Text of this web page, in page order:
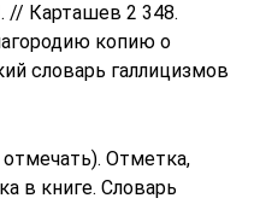
// Карташев 2 348.
копию о
словарь галлицизмов
отмечать). Отметка,
в книге. Словарь